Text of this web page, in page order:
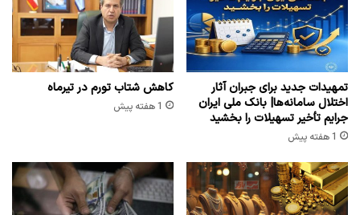
تمهیدات جدید برای جبران آثار
اختلال سامانه‌ها| بانک ملی ایران
جرایم تأخیر تسهیلات را بخشید
1 هفته پیش
کاهش شتاب تورم در تیرماه
1 هفته پیش